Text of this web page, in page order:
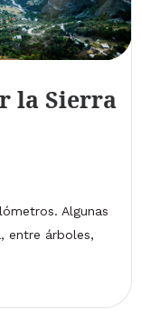
la Sierra
Algunas
entre árboles,